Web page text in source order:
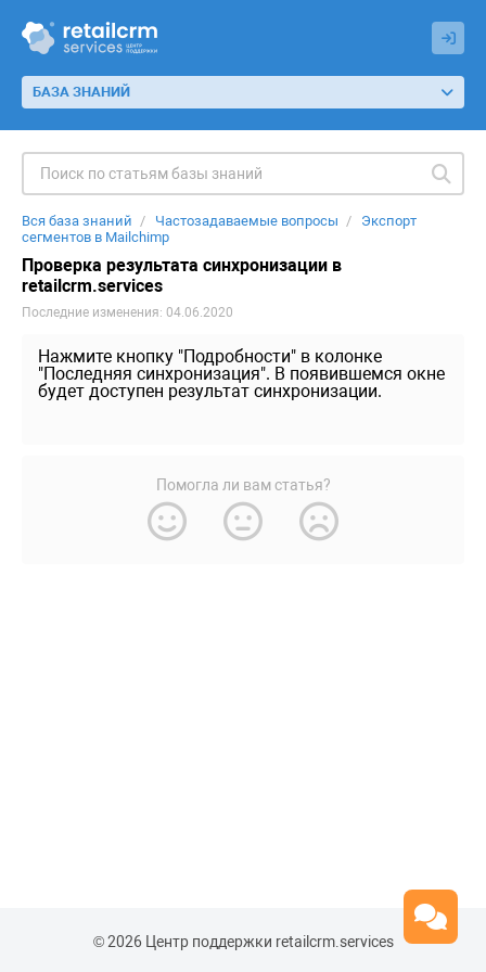
БАЗА ЗНАНИЙ
Вся база знаний Частозадаваемые вопросы
Экспорт
сегментов в Mailchimp
Проверка результата синхронизации в
retailcrm.services
Последние изменения: 04.06.2020
Нажмите кнопку "Подробности" в колонке
"Последняя синхронизация". В появившемся окне
будет доступен результат синхронизации.
Помогла ли вам статья?
© 2026 Центр поддержки retailcrm.services